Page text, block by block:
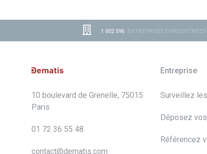
1 002 596 ENTREPRISES ENREGISTRÉES
10 boulevard de Grenelle, 75015
Paris
01 72 36 55 48
contact@dematis.com
Entreprise
Surveillez
Déposez
Référencez